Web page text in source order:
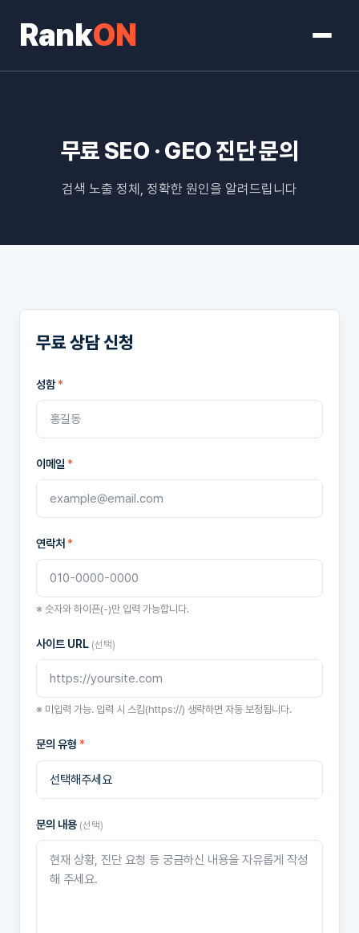
RankON
무료 SEO · GEO 진단 문의
검색 노출 정체, 정확한 원인을 알려드립니다
무료 상담 신청
성함*
이메일 *
연락처*
※ 숫자와 하이픈(-)만 입력 가능합니다.
사이트 URL (선택)
※ 미입력 가능. 입력 시 스킴(https://) 생략하면 자동 보정됩니다.
문의 유형 *
문의 내용 (선택)